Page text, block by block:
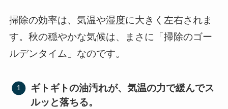
掃除の効率は、気温や湿度に大きく左右されま
す。秋の穏やかな気候は、まさに「掃除のゴー
ルデンタイム」なのです。
ギトギトの油汚れが、気温の力で緩んでス
ルッと落ちる。